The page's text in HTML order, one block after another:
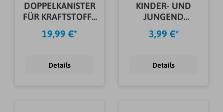
DOPPELKANISTER
FÜR KRAFTSTOFFE
5,5 L+3 L
19,99 €*
Details
KINDER- UND
JUNGEND
WARNWESTE DIN
EN 471
3,99 €*
Details